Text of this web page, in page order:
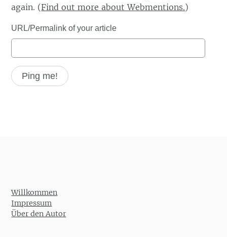
again. (Find out more about Webmentions.)
URL/Permalink of your article
Willkommen
Impressum
Über den Autor